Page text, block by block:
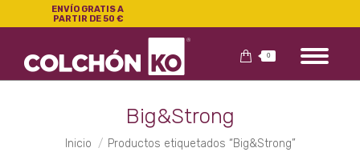
ENVÍO GRATIS A
PARTIR DE 50 €
0
Big&Strong
Estás aquí:
Inicio Productos etiquetados “Big&Strong”